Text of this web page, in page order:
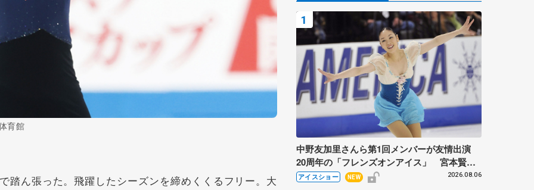
育館
踏ん張った。飛躍したシーズンを締めくくるフリー。大
中野友加里さんら第1回メンバーが友情出演
20周年の「フレンズオンアイス」 宮本賢二
さん、有川梨絵さん、田村岳斗さんも
アイスショー NEW 2026.08.06